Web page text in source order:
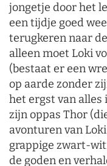
jongetje door het
een tijdje goed
terugkeren naar
alleen moet Loki
(bestaat er een
op aarde zonder
het ergst van alles
zijn oppas Thor
avonturen van
grappige zwart-
de goden en